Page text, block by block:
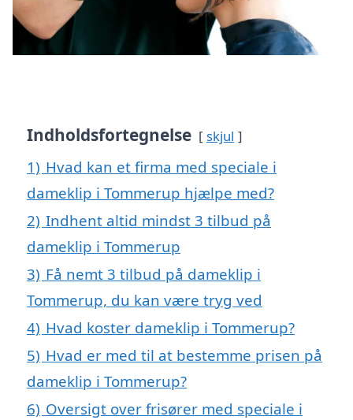
Indholdsfortegnelse skjul
1) Hvad kan et firma med speciale i
dameklip i Tommerup hjælpe med?
2) Indhent altid mindst 3 tilbud på
dameklip i Tommerup
3) Få nemt 3 tilbud på dameklip i
Tommerup, du kan være tryg ved
4) Hvad koster dameklip i Tommerup?
5) Hvad er med til at bestemme prisen på
dameklip i Tommerup?
6) Oversigt over frisører med speciale i